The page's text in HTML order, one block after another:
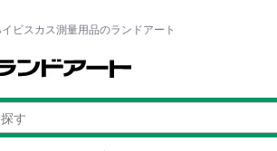
ビスカス測量用品のランドアート